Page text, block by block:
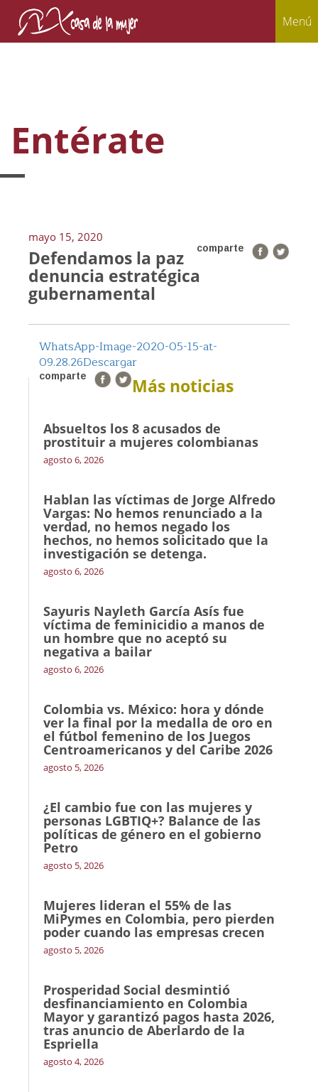
Menú
Entérate
mayo 15, 2020
comparte
Defendamos la paz
denuncia estratégica
gubernamental
WhatsApp-Image-2020-05-15-at-
09.28.26Descargar
comparte Más noticias
Absueltos los 8 acusados de
prostituir a mujeres colombianas
agosto 6, 2026
Hablan las víctimas de Jorge Alfredo
Vargas: No hemos renunciado a la
verdad, no hemos negado los
hechos, no hemos solicitado que la
investigación se detenga.
agosto 6, 2026
Sayuris Nayleth García Asís fue
víctima de feminicidio a manos de
un hombre que no aceptó su
negativa a bailar
agosto 6, 2026
Colombia vs. México: hora y dónde
ver la final por la medalla de oro en
el fútbol femenino de los Juegos
Centroamericanos y del Caribe 2026
agosto 5, 2026
¿El cambio fue con las mujeres y
personas LGBTIQ+? Balance de las
políticas de género en el gobierno
Petro
agosto 5, 2026
Mujeres lideran el 55% de las
MiPymes en Colombia, pero pierden
poder cuando las empresas crecen
agosto 5, 2026
Prosperidad Social desmintió
desfinanciamiento en Colombia
Mayor y garantizó pagos hasta 2026,
tras anuncio de Aberlardo de la
Espriella
agosto 4, 2026